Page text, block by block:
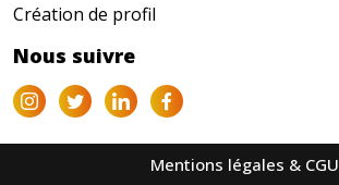
Création de profil
Nous suivre
Mentions légales & CGU